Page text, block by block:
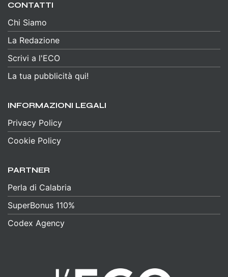
CONTATTI
Chi Siamo
La Redazione
Scrivi a l'ECO
La tua pubblicità qui!
INFORMAZIONI LEGALI
Privacy Policy
Cookie Policy
PARTNER
Perla di Calabria
SuperBonus 110%
Codex Agency